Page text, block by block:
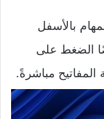
بالأسفل
الضغط على
مباشرةً.